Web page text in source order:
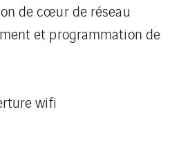
de cœur de réseau
et programmation de
wifi